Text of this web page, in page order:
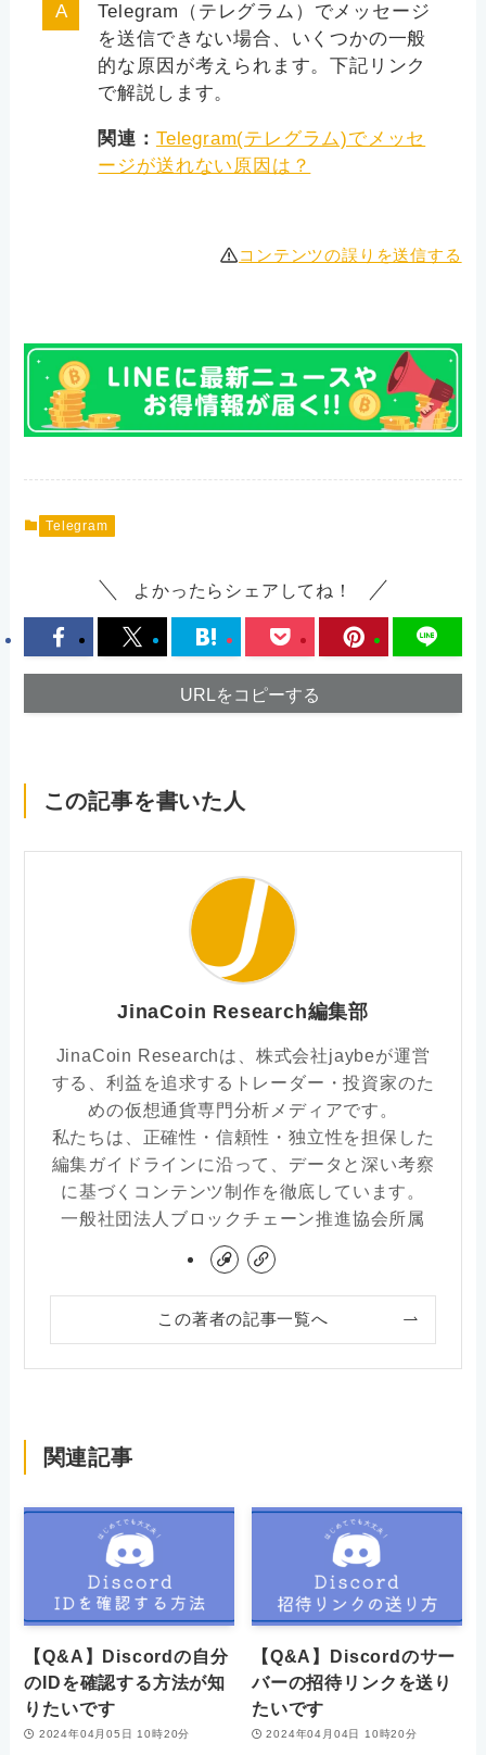
Telegram（テレグラム）でメッセージ
を送信できない場合、いくつかの一般
的な原因が考えられます。下記リンク
で解説します。
関連： Telegram(テレグラム)でメッセ
ージが送れない原因は？
コンテンツの誤りを送信する
Telegram
よかったらシェアしてね！
URLをコピーする
この記事を書いた人
JinaCoin Research編集部
JinaCoin Researchは、株式会社jaybeが運営
する、利益を追求するトレーダー・投資家のた
めの仮想通貨専門分析メディアです。
私たちは、正確性・信頼性・独立性を担保した
編集ガイドラインに沿って、データと深い考察
に基づくコンテンツ制作を徹底しています。
一般社団法人ブロックチェーン推進協会所属
この著者の記事一覧へ
関連記事
【Q&A】Discordの自分
のIDを確認する方法が知
りたいです
2024年04月05日 10時20分
【Q&A】Discordのサー
バーの招待リンクを送り
たいです
2024年04月04日 10時20分